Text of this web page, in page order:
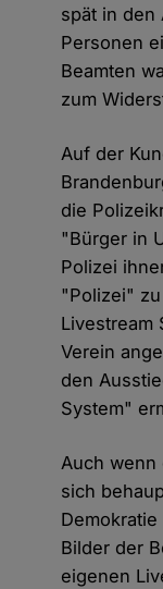
spät in den
Personen
Beamten
zum
Auf der
die
"Bürger in
Polizei
"Polizei"
Livestream
Verein
den
System"
Auch wenn
sich
Bilder der
eigenen